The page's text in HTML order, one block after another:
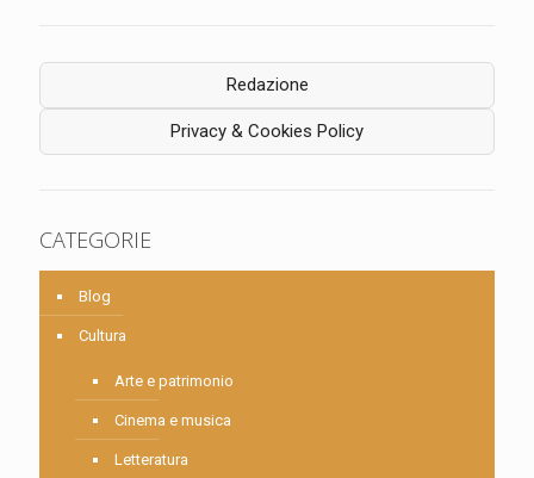
Redazione
Privacy & Cookies Policy
CATEGORIE
Blog
Cultura
Arte e patrimonio
Cinema e musica
Letteratura